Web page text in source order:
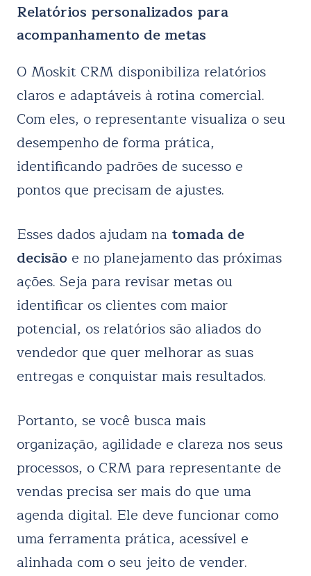
Relatórios personalizados para
acompanhamento de metas
O Moskit CRM disponibiliza relatórios
claros e adaptáveis à rotina comercial.
Com eles, o representante visualiza o seu
desempenho de forma prática,
identificando padrões de sucesso e
pontos que precisam de ajustes.
Esses dados ajudam na tomada de
decisão e no planejamento das próximas
ações. Seja para revisar metas ou
identificar os clientes com maior
potencial, os relatórios são aliados do
vendedor que quer melhorar as suas
entregas e conquistar mais resultados.
Portanto, se você busca mais
organização, agilidade e clareza nos seus
processos, o CRM para representante de
vendas precisa ser mais do que uma
agenda digital. Ele deve funcionar como
uma ferramenta prática, acessível e
alinhada com o seu jeito de vender.